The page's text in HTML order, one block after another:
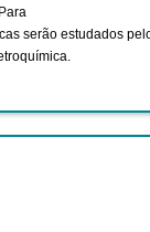
serão estudados